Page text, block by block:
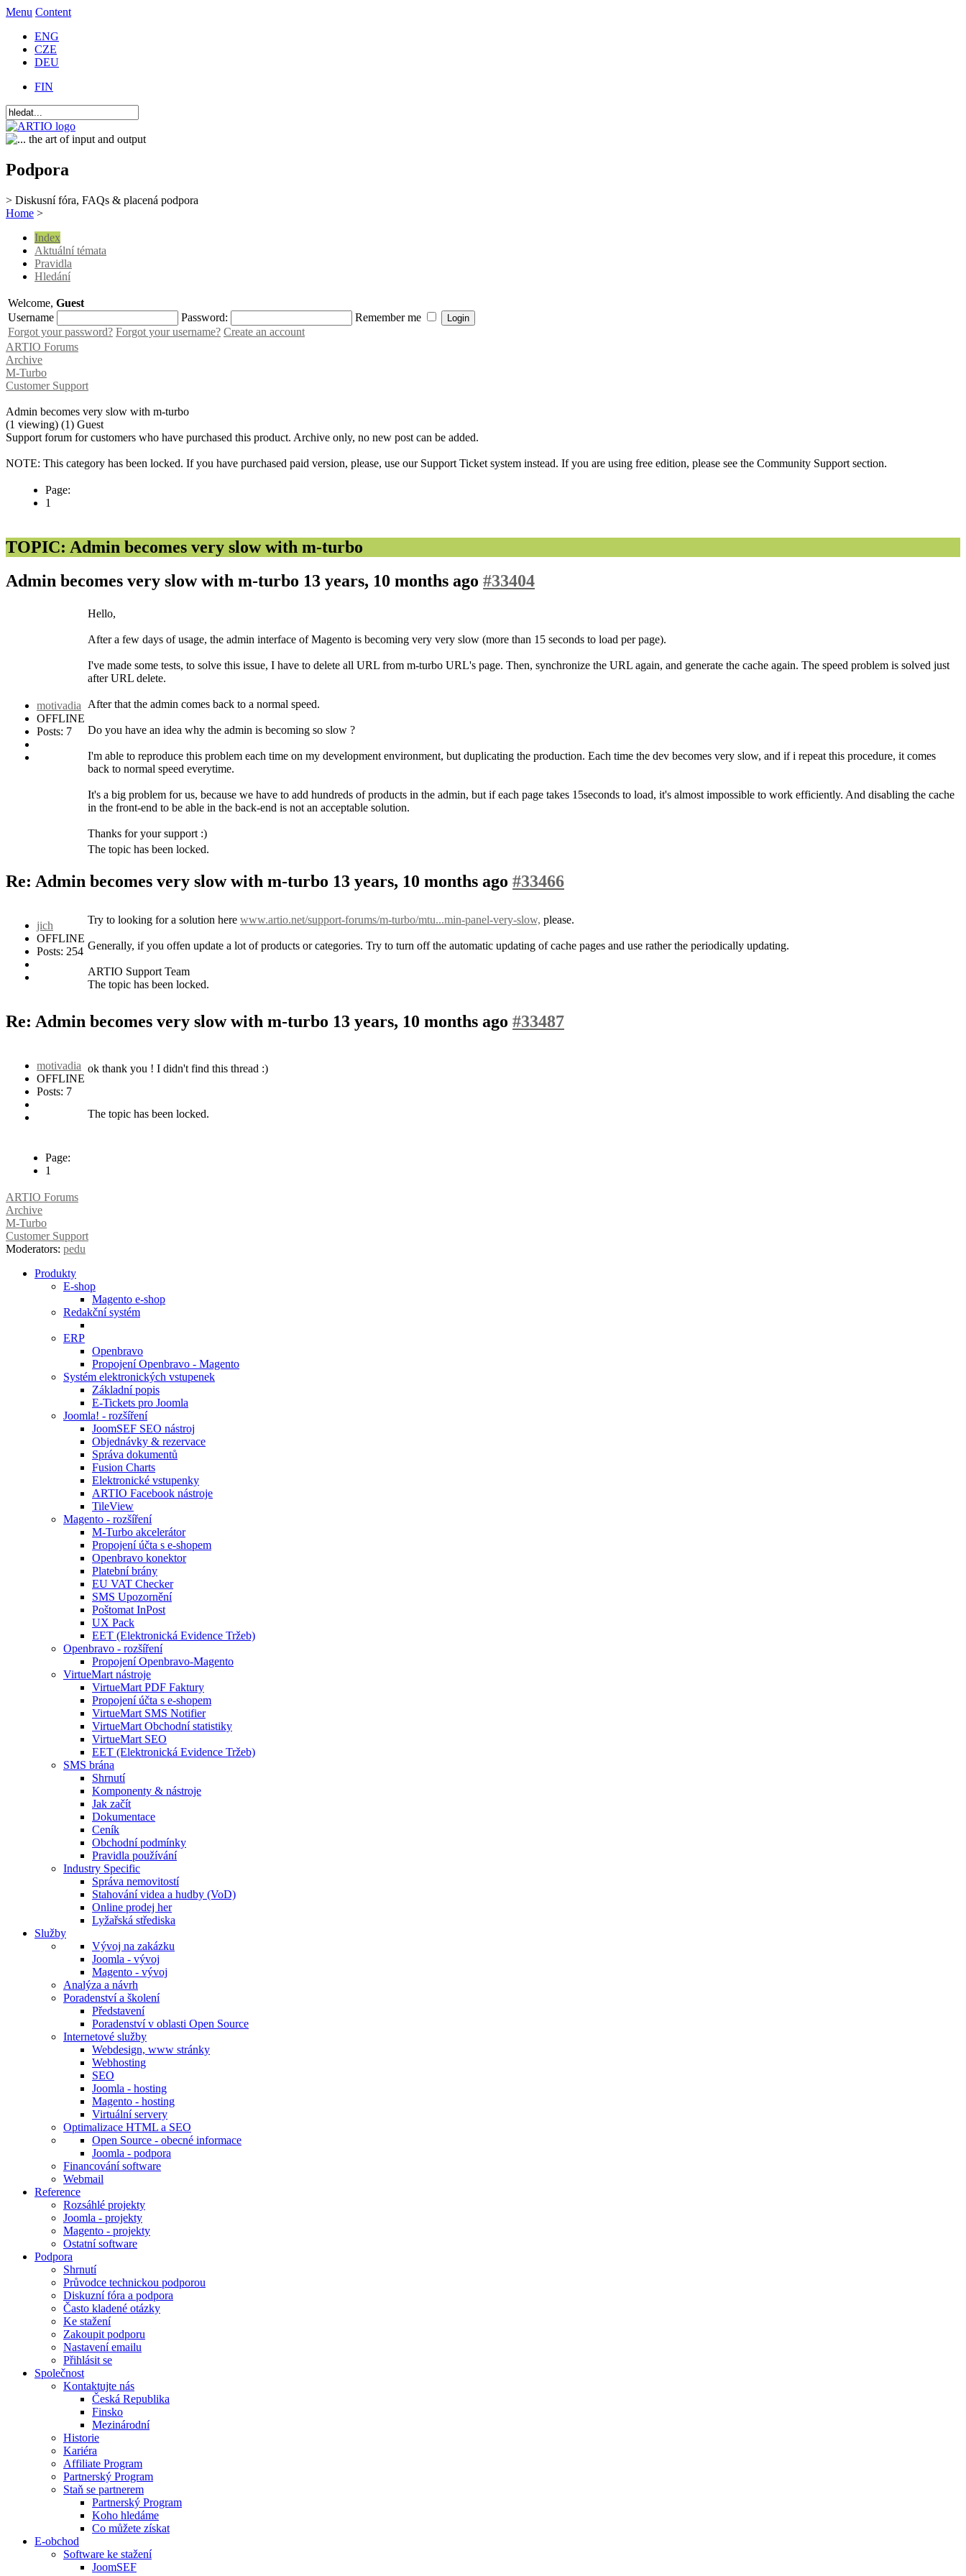
Menu Content
ENG
CZE
DEU
FIN
Podpora
> Diskusní fóra, FAQs & placená podpora
Home >
Index
Aktuální témata
Pravidla
Hledání
Welcome, Guest
Username
Password:
Remember me
Forgot your password? Forgot your username? Create an account
ARTIO Forums
Archive
M-Turbo
Customer Support
Admin becomes very slow with m-turbo
(1 viewing) (1) Guest
Support forum for customers who have purchased this product. Archive only, no new post can be added.
NOTE: This category has been locked. If you have purchased paid version, please, use our Support Ticket system instead. If you are using free edition, please see the Community Support section.
Page:
1
TOPIC: Admin becomes very slow with m-turbo
Admin becomes very slow with m-turbo 13 years, 10 months ago #33404
motivadia
OFFLINE
Posts: 7
Hello,
After a few days of usage, the admin interface of Magento is becoming very very slow (more than 15 seconds to load per page).
I've made some tests, to solve this issue, I have to delete all URL from m-turbo URL's page. Then, synchronize the URL again, and generate the cache again. The speed problem is solved just
after URL delete.
After that the admin comes back to a normal speed.
Do you have an idea why the admin is becoming so slow ?
I'm able to reproduce this problem each time on my development environment, but duplicating the production. Each time the dev becomes very slow, and if i repeat this procedure, it comes
back to normal speed everytime.
It's a big problem for us, because we have to add hundreds of products in the admin, but if each page takes 15seconds to load, it's almost impossible to work efficiently. And disabling the cache
in the front-end to be able in the back-end is not an acceptable solution.
Thanks for your support :)
The topic has been locked.
Re: Admin becomes very slow with m-turbo 13 years, 10 months ago #33466
jich
OFFLINE
Posts: 254
Try to looking for a solution here www.artio.net/support-forums/m-turbo/mtu...min-panel-very-slow, please.
Generally, if you offen update a lot of products or categories. Try to turn off the automatic updating of cache pages and use rather the periodically updating.
ARTIO Support Team
The topic has been locked.
Re: Admin becomes very slow with m-turbo 13 years, 10 months ago #33487
motivadia
OFFLINE
Posts: 7
ok thank you ! I didn't find this thread :)
The topic has been locked.
Page:
1
ARTIO Forums
Archive
M-Turbo
Customer Support
Moderators: pedu
Produkty
E-shop
Magento e-shop
Redakční systém
ERP
Openbravo
Propojení Openbravo - Magento
Systém elektronických vstupenek
Základní popis
E-Tickets pro Joomla
Joomla! - rozšíření
JoomSEF SEO nástroj
Objednávky & rezervace
Správa dokumentů
Fusion Charts
Elektronické vstupenky
ARTIO Facebook nástroje
TileView
Magento - rozšíření
M-Turbo akcelerátor
Propojení účta s e-shopem
Openbravo konektor
Platební brány
EU VAT Checker
SMS Upozornění
Poštomat InPost
UX Pack
EET (Elektronická Evidence Tržeb)
Openbravo - rozšíření
Propojení Openbravo-Magento
VirtueMart nástroje
VirtueMart PDF Faktury
Propojení účta s e-shopem
VirtueMart SMS Notifier
VirtueMart Obchodní statistiky
VirtueMart SEO
EET (Elektronická Evidence Tržeb)
SMS brána
Shrnutí
Komponenty & nástroje
Jak začít
Dokumentace
Ceník
Obchodní podmínky
Pravidla používání
Industry Specific
Správa nemovitostí
Stahování videa a hudby (VoD)
Online prodej her
Lyžařská střediska
Služby
Vývoj na zakázku
Joomla - vývoj
Magento - vývoj
Analýza a návrh
Poradenství a školení
Představení
Poradenství v oblasti Open Source
Internetové služby
Webdesign, www stránky
Webhosting
SEO
Joomla - hosting
Magento - hosting
Virtuální servery
Optimalizace HTML a SEO
Open Source - obecné informace
Joomla - podpora
Financování software
Webmail
Reference
Rozsáhlé projekty
Joomla - projekty
Magento - projekty
Ostatní software
Podpora
Shrnutí
Průvodce technickou podporou
Diskuzní fóra a podpora
Často kladené otázky
Ke stažení
Zakoupit podporu
Nastavení emailu
Přihlásit se
Společnost
Kontaktujte nás
Česká Republika
Finsko
Mezinárodní
Historie
Kariéra
Affiliate Program
Partnerský Program
Staň se partnerem
Partnerský Program
Koho hledáme
Co můžete získat
E-obchod
Software ke stažení
JoomSEF